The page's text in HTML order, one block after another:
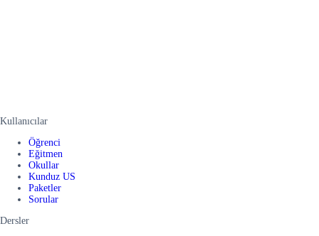
Kullanıcılar
Öğrenci
Eğitmen
Okullar
Kunduz US
Paketler
Sorular
Dersler